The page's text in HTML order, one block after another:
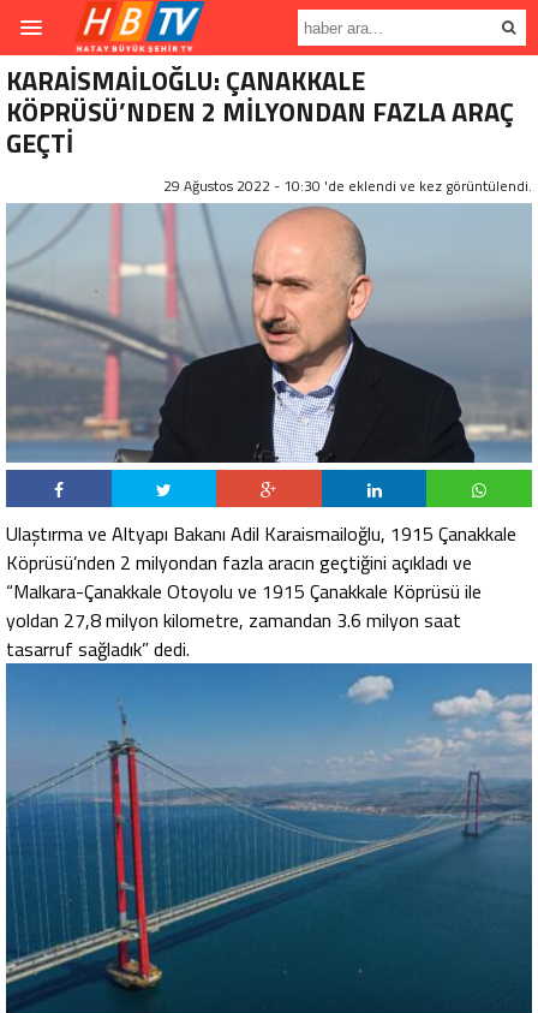
KARAİSMAİLOĞLU: ÇANAKKALE
KÖPRÜSÜ’NDEN 2 MİLYONDAN FAZLA ARAÇ
GEÇTİ
29 Ağustos 2022 - 10:30 'de eklendi ve kez görüntülendi.
Ulaştırma ve Altyapı Bakanı Adil Karaismailoğlu, 1915 Çanakkale
Köprüsü’nden 2 milyondan fazla aracın geçtiğini açıkladı ve
“Malkara-Çanakkale Otoyolu ve 1915 Çanakkale Köprüsü ile
yoldan 27,8 milyon kilometre, zamandan 3.6 milyon saat
tasarruf sağladık” dedi.